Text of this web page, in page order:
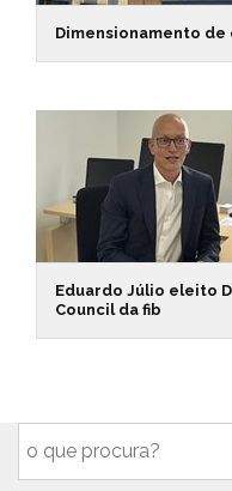
Dimensionamento
Eduardo Júlio eleito
Council da fib